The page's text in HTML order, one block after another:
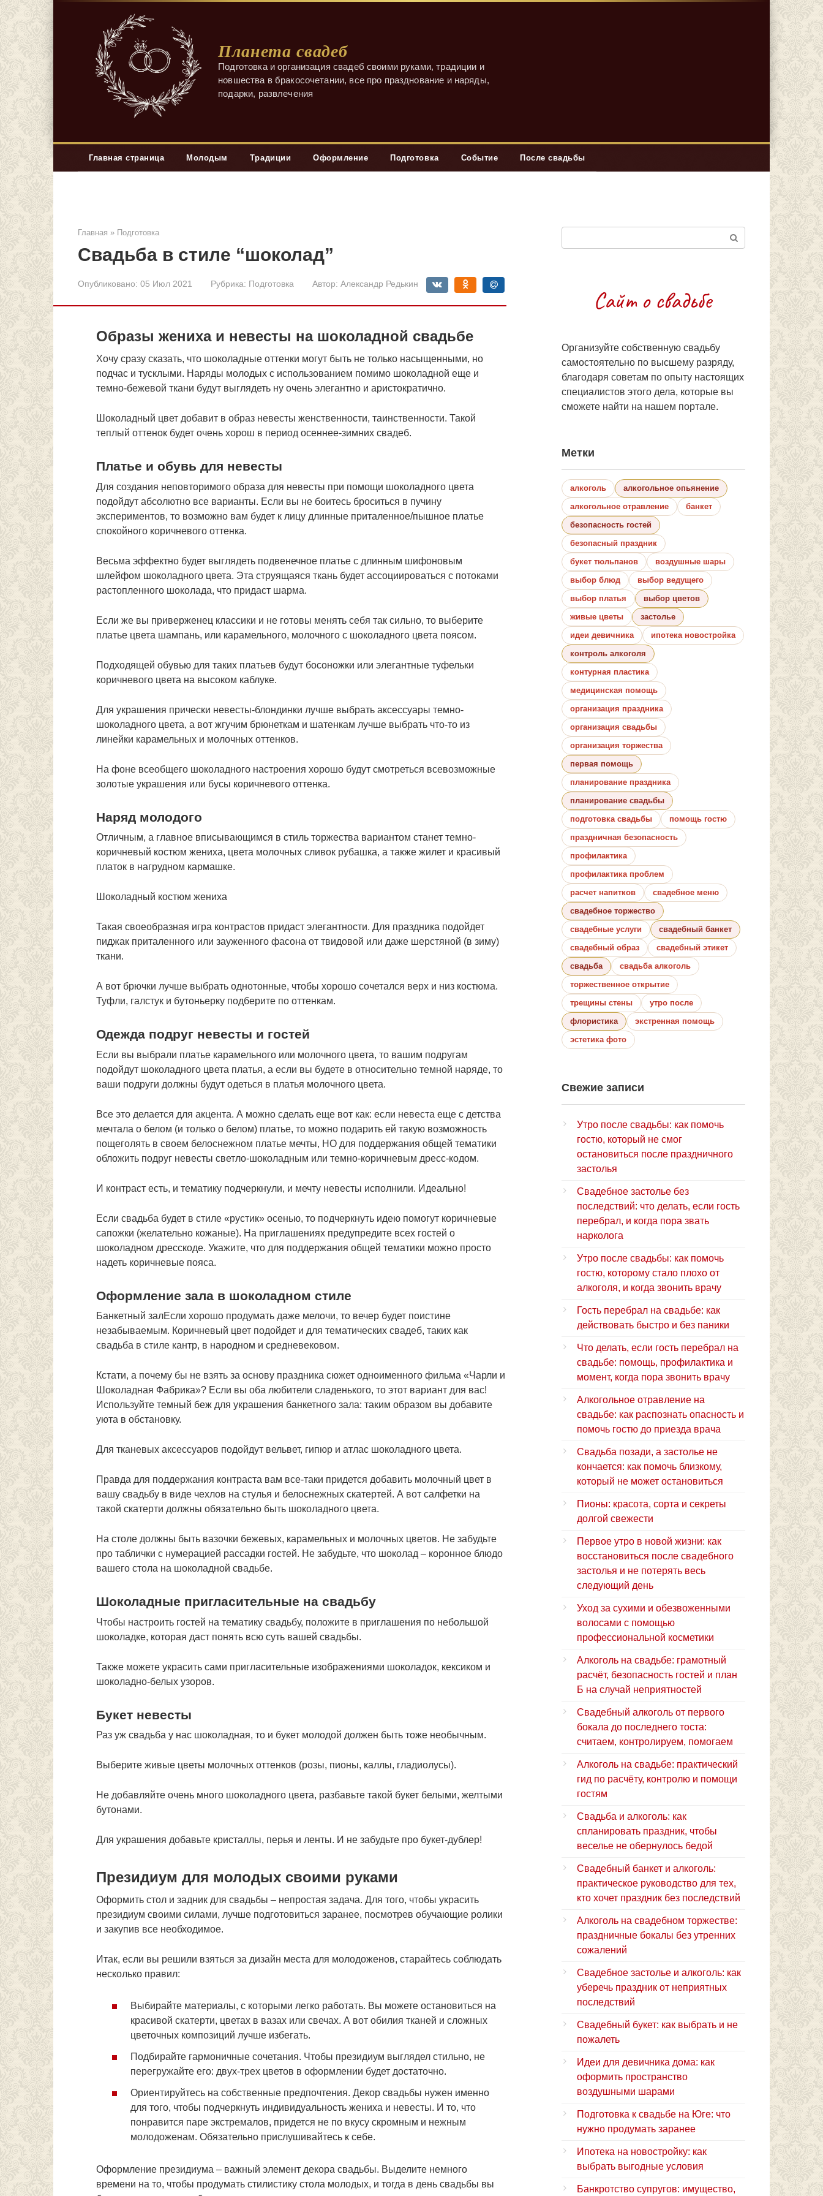
Планета свадеб
Подготовка и организация свадеб своими руками, традиции и
новшества в бракосочетании, все про празднование и наряды,
подарки, развлечения
Главная страница Молодым Традиции Оформление Подготовка Событие После свадьбы
Главная » Подготовка
Свадьба в стиле “шоколад”
Опубликовано: 05 Июл 2021 Рубрика: Подготовка Автор: Александр Редькин
Образы жениха и невесты на шоколадной свадьбе
Хочу сразу сказать, что шоколадные оттенки могут быть не только насыщенными, но
подчас и тусклыми. Наряды молодых с использованием помимо шоколадной еще и
темно-бежевой ткани будут выглядеть ну очень элегантно и аристократично.
Шоколадный цвет добавит в образ невесты женственности, таинственности. Такой
теплый оттенок будет очень хорош в период осеннее-зимних свадеб.
Платье и обувь для невесты
Для создания неповторимого образа для невесты при помощи шоколадного цвета
подойдут абсолютно все варианты. Если вы не боитесь броситься в пучину
экспериментов, то возможно вам будет к лицу длинные приталенное/пышное платье
спокойного коричневого оттенка.
Весьма эффектно будет выглядеть подвенечное платье с длинным шифоновым
шлейфом шоколадного цвета. Эта струящаяся ткань будет ассоциироваться с потоками
растопленного шоколада, что придаст шарма.
Если же вы приверженец классики и не готовы менять себя так сильно, то выберите
платье цвета шампань, или карамельного, молочного с шоколадного цвета поясом.
Подходящей обувью для таких платьев будут босоножки или элегантные туфельки
коричневого цвета на высоком каблуке.
Для украшения прически невесты-блондинки лучше выбрать аксессуары темно-
шоколадного цвета, а вот жгучим брюнеткам и шатенкам лучше выбрать что-то из
линейки карамельных и молочных оттенков.
На фоне всеобщего шоколадного настроения хорошо будут смотреться всевозможные
золотые украшения или бусы коричневого оттенка.
Наряд молодого
Отличным, а главное вписывающимся в стиль торжества вариантом станет темно-
коричневый костюм жениха, цвета молочных сливок рубашка, а также жилет и красивый
платок в нагрудном кармашке.
Шоколадный костюм жениха
Такая своеобразная игра контрастов придаст элегантности. Для праздника подойдет
пиджак приталенного или зауженного фасона от твидовой или даже шерстяной (в зиму)
ткани.
А вот брючки лучше выбрать однотонные, чтобы хорошо сочетался верх и низ костюма.
Туфли, галстук и бутоньерку подберите по оттенкам.
Одежда подруг невесты и гостей
Если вы выбрали платье карамельного или молочного цвета, то вашим подругам
подойдут шоколадного цвета платья, а если вы будете в относительно темной наряде, то
ваши подруги должны будут одеться в платья молочного цвета.
Все это делается для акцента. А можно сделать еще вот как: если невеста еще с детства
мечтала о белом (и только о белом) платье, то можно подарить ей такую возможность
пощеголять в своем белоснежном платье мечты, НО для поддержания общей тематики
обложить подруг невесты светло-шоколадным или темно-коричневым дресс-кодом.
И контраст есть, и тематику подчеркнули, и мечту невесты исполнили. Идеально!
Если свадьба будет в стиле «рустик» осенью, то подчеркнуть идею помогут коричневые
сапожки (желательно кожаные). На приглашениях предупредите всех гостей о
шоколадном дресскоде. Укажите, что для поддержания общей тематики можно просто
надеть коричневые пояса.
Оформление зала в шоколадном стиле
Банкетный залЕсли хорошо продумать даже мелочи, то вечер будет поистине
незабываемым. Коричневый цвет подойдет и для тематических свадеб, таких как
свадьба в стиле кантр, в народном и средневековом.
Кстати, а почему бы не взять за основу праздника сюжет одноименного фильма «Чарли и
Шоколадная Фабрика»? Если вы оба любители сладенького, то этот вариант для вас!
Используйте темный беж для украшения банкетного зала: таким образом вы добавите
уюта в обстановку.
Для тканевых аксессуаров подойдут вельвет, гипюр и атлас шоколадного цвета.
Правда для поддержания контраста вам все-таки придется добавить молочный цвет в
вашу свадьбу в виде чехлов на стулья и белоснежных скатертей. А вот салфетки на
такой скатерти должны обязательно быть шоколадного цвета.
На столе должны быть вазочки бежевых, карамельных и молочных цветов. Не забудьте
про таблички с нумерацией рассадки гостей. Не забудьте, что шоколад – коронное блюдо
вашего стола на шоколадной свадьбе.
Шоколадные пригласительные на свадьбу
Чтобы настроить гостей на тематику свадьбу, положите в приглашения по небольшой
шоколадке, которая даст понять всю суть вашей свадьбы.
Также можете украсить сами пригласительные изображениями шоколадок, кексиком и
шоколадно-белых узоров.
Букет невесты
Раз уж свадьба у нас шоколадная, то и букет молодой должен быть тоже необычным.
Выберите живые цветы молочных оттенков (розы, пионы, каллы, гладиолусы).
Не добавляйте очень много шоколадного цвета, разбавьте такой букет белыми, желтыми
бутонами.
Для украшения добавьте кристаллы, перья и ленты. И не забудьте про букет-дублер!
Президиум для молодых своими руками
Оформить стол и задник для свадьбы – непростая задача. Для того, чтобы украсить
президиум своими силами, лучше подготовиться заранее, посмотрев обучающие ролики
и закупив все необходимое.
Итак, если вы решили взяться за дизайн места для молодоженов, старайтесь соблюдать
несколько правил:
Выбирайте материалы, с которыми легко работать. Вы можете остановиться на
красивой скатерти, цветах в вазах или свечах. А вот обилия тканей и сложных
цветочных композиций лучше избегать.
Подбирайте гармоничные сочетания. Чтобы президиум выглядел стильно, не
перегружайте его: двух-трех цветов в оформлении будет достаточно.
Ориентируйтесь на собственные предпочтения. Декор свадьбы нужен именно
для того, чтобы подчеркнуть индивидуальность жениха и невесты. И то, что
понравится паре экстремалов, придется не по вкусу скромным и нежным
молодоженам. Обязательно прислушивайтесь к себе.
Оформление президиума – важный элемент декора свадьбы. Выделите немного
времени на то, чтобы продумать стилистику стола молодых, и тогда в день свадьбы вы
Организуйте собственную свадьбу
самостоятельно по высшему разряду,
благодаря советам по опыту настоящих
специалистов этого дела, которые вы
сможете найти на нашем портале.
Метки
алкоголь
алкогольное опьянение
алкогольное отравление
банкет
безопасность гостей
безопасный праздник
букет тюльпанов
воздушные шары
выбор блюд
выбор ведущего
выбор платья
выбор цветов
живые цветы
застолье
идеи девичника
ипотека новостройка
контроль алкоголя
контурная пластика
медицинская помощь
организация праздника
организация свадьбы
организация торжества
первая помощь
планирование праздника
планирование свадьбы
подготовка свадьбы
помощь гостю
праздничная безопасность
профилактика
профилактика проблем
расчет напитков
свадебное меню
свадебное торжество
свадебные услуги
свадебный банкет
свадебный образ
свадебный этикет
свадьба
свадьба алкоголь
торжественное открытие
трещины стены
утро после
флористика
экстренная помощь
эстетика фото
Свежие записи
Утро после свадьбы: как помочь
гостю, который не смог
остановиться после праздничного
застолья
Свадебное застолье без
последствий: что делать, если гость
перебрал, и когда пора звать
нарколога
Утро после свадьбы: как помочь
гостю, которому стало плохо от
алкоголя, и когда звонить врачу
Гость перебрал на свадьбе: как
действовать быстро и без паники
Что делать, если гость перебрал на
свадьбе: помощь, профилактика и
момент, когда пора звонить врачу
Алкогольное отравление на
свадьбе: как распознать опасность и
помочь гостю до приезда врача
Свадьба позади, а застолье не
кончается: как помочь близкому,
который не может остановиться
Пионы: красота, сорта и секреты
долгой свежести
Первое утро в новой жизни: как
восстановиться после свадебного
застолья и не потерять весь
следующий день
Уход за сухими и обезвоженными
волосами с помощью
профессиональной косметики
Алкоголь на свадьбе: грамотный
расчёт, безопасность гостей и план
Б на случай неприятностей
Свадебный алкоголь от первого
бокала до последнего тоста:
считаем, контролируем, помогаем
Алкоголь на свадьбе: практический
гид по расчёту, контролю и помощи
гостям
Свадьба и алкоголь: как
спланировать праздник, чтобы
веселье не обернулось бедой
Свадебный банкет и алкоголь:
практическое руководство для тех,
кто хочет праздник без последствий
Алкоголь на свадебном торжестве:
праздничные бокалы без утренних
сожалений
Свадебное застолье и алкоголь: как
уберечь праздник от неприятных
последствий
Свадебный букет: как выбрать и не
пожалеть
Идеи для девичника дома: как
оформить пространство
воздушными шарами
Подготовка к свадьбе на Юге: что
нужно продумать заранее
Ипотека на новостройку: как
выбрать выгодные условия
Банкротство супругов: имущество,